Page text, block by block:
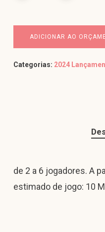
ADICIONAR AO
Categorias: 2024
de 2 a 6 jogadores. A
estimado de jogo: 10